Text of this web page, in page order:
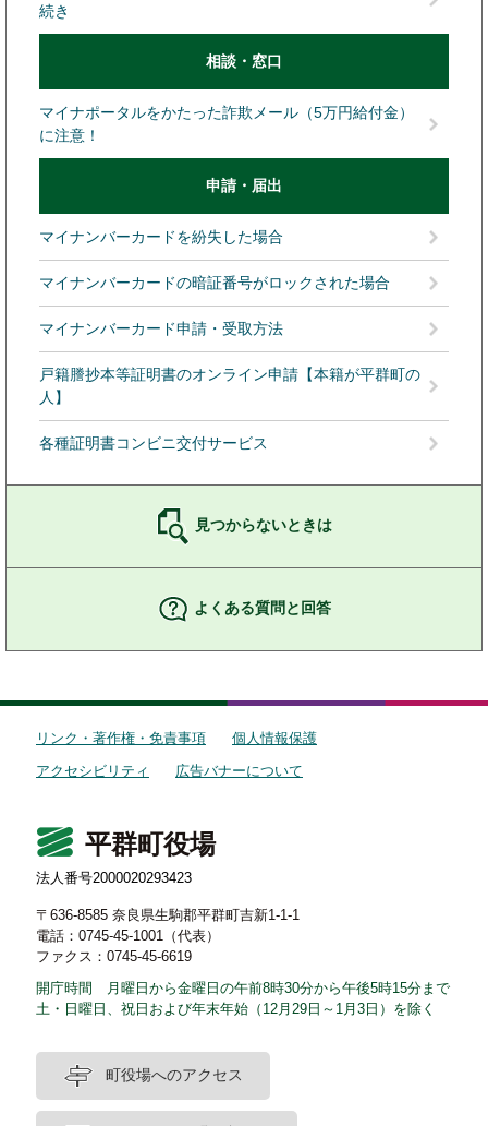
続き
相談・窓口
マイナポータルをかたった詐欺メール（5万円給付金）
に注意！
申請・届出
マイナンバーカードを紛失した場合
マイナンバーカードの暗証番号がロックされた場合
マイナンバーカード申請・受取方法
戸籍謄抄本等証明書のオンライン申請【本籍が平群町の
人】
各種証明書コンビニ交付サービス
見つからないときは
よくある質問と回答
リンク・著作権・免責事項
個人情報保護
アクセシビリティ
広告バナーについて
平群町役場
法人番号2000020293423
〒636-8585 奈良県生駒郡平群町吉新1-1-1
電話：0745-45-1001（代表）
ファクス：0745-45-6619
開庁時間 月曜日から金曜日の午前8時30分から午後5時15分まで
土・日曜日、祝日および年末年始（12月29日～1月3日）を除く
町役場へのアクセス